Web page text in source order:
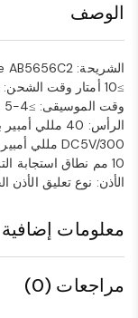
الوصف
الأذن: نوع تعليق الأذن الحجم: 85 * 60.6 * 24.2 مم
معلومات إضافية
مراجعات (0)